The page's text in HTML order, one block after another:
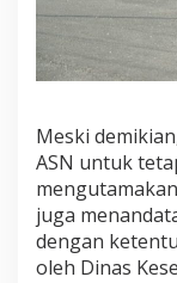
Meski
ASN untuk
juga
dengan
oleh Dinas